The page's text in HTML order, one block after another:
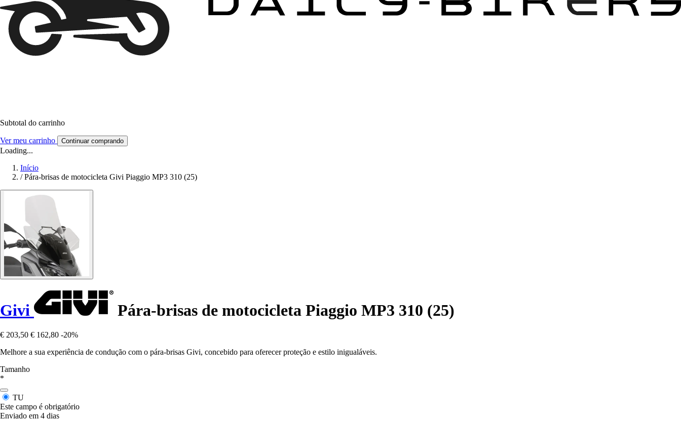
Subtotal do carrinho
Ver meu carrinho Continuar comprando
Loading...
Início
/ Pára-brisas de motocicleta Givi Piaggio MP3 310 (25)
Givi Pára-brisas de motocicleta Piaggio MP3 310 (25)
€ 203,50 € 162,80 -20%
Melhore a sua experiência de condução com o pára-brisas Givi, concebido para oferecer proteção e estilo inigualáveis.
Tamanho
*
TU
Este campo é obrigatório
Enviado em 4 dias